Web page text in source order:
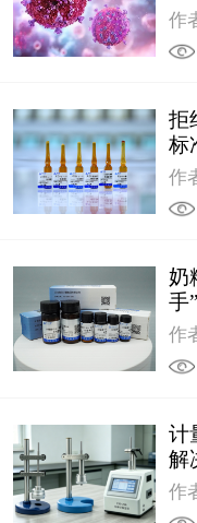
作
拒
标
作
奶
手
作
计
解
作